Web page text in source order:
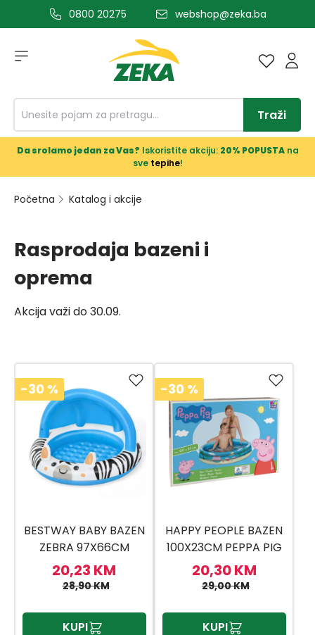
glavni sadržaj0800 20275 webshop@zeka.ba
Traži
Da srolamo jedan za Vas? Iskoristite akciju: 20% POPUSTAna
sve tepihe!
Početna Katalog i akcije
Rasprodaja bazeni i
oprema
Akcija važi do 30.09.
-30 %
BESTWAY BABY BAZEN
ZEBRA 97X66CM
20,23 KM
28,90 KM
KUPI
-30 %
HAPPY PEOPLE BAZEN
100X23CM PEPPA PIG
20,30 KM
29,00 KM
KUPI